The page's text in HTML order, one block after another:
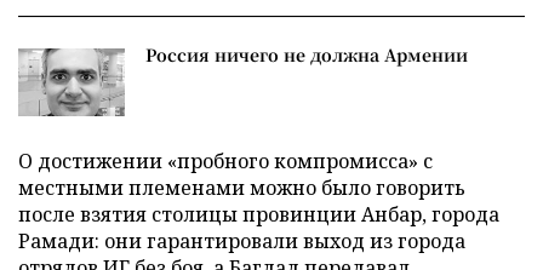
Россия ничего не должна Армении
О достижении «пробного компромисса» с
местными племенами можно было говорить
после взятия столицы провинции Анбар, города
Рамади: они гарантировали выход из города